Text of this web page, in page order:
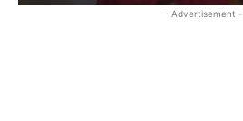
- Advertisement -